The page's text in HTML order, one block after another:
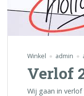
Winkel admin
Verlof
Wij gaan in